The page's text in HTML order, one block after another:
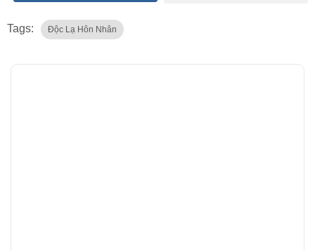
Tags: Độc Lạ Hôn Nhân